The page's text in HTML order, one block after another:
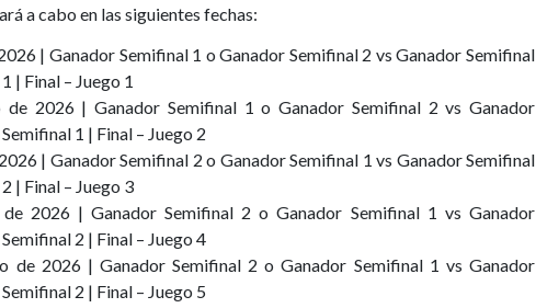
a cabo en las siguientes fechas:
| Ganador Semifinal 1 o Ganador Semifinal 2 vs Ganador Semifinal
| Final – Juego 1
2026 | Ganador Semifinal 1 o Ganador Semifinal 2 vs Ganador
1 | Final – Juego 2
| Ganador Semifinal 2 o Ganador Semifinal 1 vs Ganador Semifinal
| Final – Juego 3
2026 | Ganador Semifinal 2 o Ganador Semifinal 1 vs Ganador
2 | Final – Juego 4
de 2026 | Ganador Semifinal 2 o Ganador Semifinal 1 vs Ganador
2 | Final – Juego 5